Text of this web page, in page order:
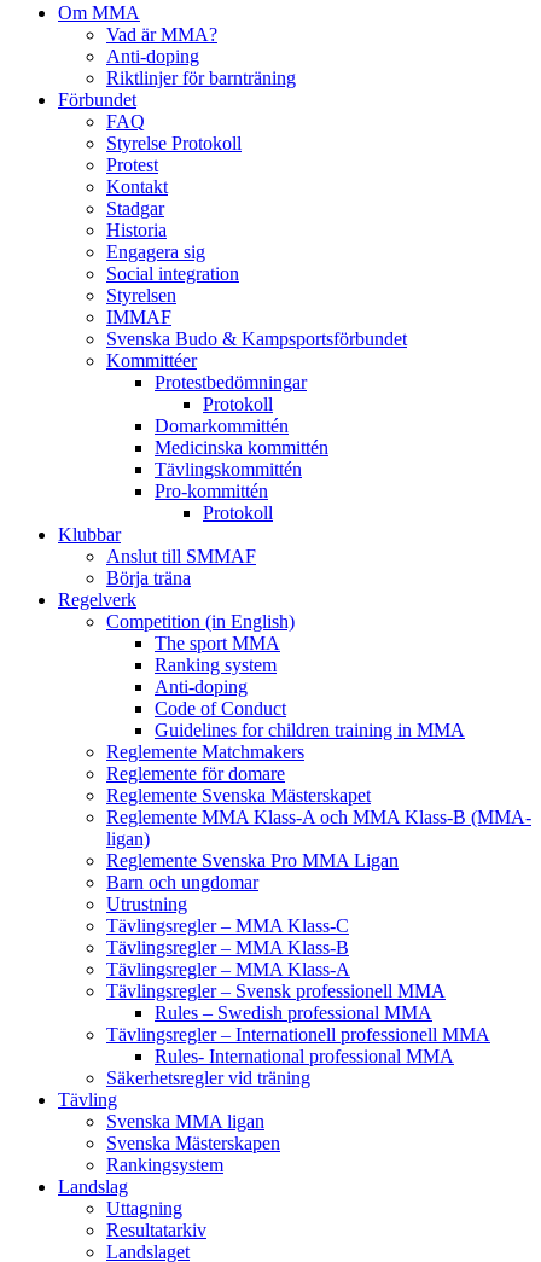
Om MMA
Vad är MMA?
Anti-doping
Riktlinjer för barnträning
Förbundet
FAQ
Styrelse Protokoll
Protest
Kontakt
Stadgar
Historia
Engagera sig
Social integration
Styrelsen
IMMAF
Svenska Budo & Kampsportsförbundet
Kommittéer
Protestbedömningar
Protokoll
Domarkommittén
Medicinska kommittén
Tävlingskommittén
Pro-kommittén
Protokoll
Klubbar
Anslut till SMMAF
Börja träna
Regelverk
Competition (in English)
The sport MMA
Ranking system
Anti-doping
Code of Conduct
Guidelines for children training in MMA
Reglemente Matchmakers
Reglemente för domare
Reglemente Svenska Mästerskapet
Reglemente MMA Klass-A och MMA Klass-B (MMA-
ligan)
Reglemente Svenska Pro MMA Ligan
Barn och ungdomar
Utrustning
Tävlingsregler – MMA Klass-C
Tävlingsregler – MMA Klass-B
Tävlingsregler – MMA Klass-A
Tävlingsregler – Svensk professionell MMA
Rules – Swedish professional MMA
Tävlingsregler – Internationell professionell MMA
Rules- International professional MMA
Säkerhetsregler vid träning
Tävling
Svenska MMA ligan
Svenska Mästerskapen
Rankingsystem
Landslag
Uttagning
Resultatarkiv
Landslaget